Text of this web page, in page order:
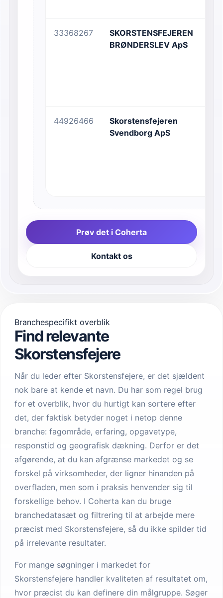
33368267
SKORSTENSFEJEREN
BRØNDERSLEV ApS
44926466
Skorstensfejeren
Svendborg ApS
Prøv det i Coherta
Kontakt os
Branchespecifikt overblik
Find relevante
Skorstensfejere
Når du leder efter Skorstensfejere, er det sjældent
nok bare at kende et navn. Du har som regel brug
for et overblik, hvor du hurtigt kan sortere efter
det, der faktisk betyder noget i netop denne
branche: fagområde, erfaring, opgavetype,
responstid og geografisk dækning. Derfor er det
afgørende, at du kan afgrænse markedet og se
forskel på virksomheder, der ligner hinanden på
overfladen, men som i praksis henvender sig til
forskellige behov. I Coherta kan du bruge
branchedatasæt og filtrering til at arbejde mere
præcist med Skorstensfejere, så du ikke spilder tid
på irrelevante resultater.
For mange søgninger i markedet for
Skorstensfejere handler kvaliteten af resultatet om,
hvor præcist du kan definere din målgruppe. Søger